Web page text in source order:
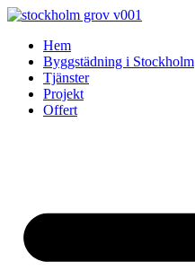
Skip
contentHem
Byggstädning i Stockholm
Tjänster
Projekt
Offert